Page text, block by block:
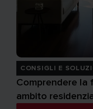
CONSIGLI E
Comprendere la
ambito